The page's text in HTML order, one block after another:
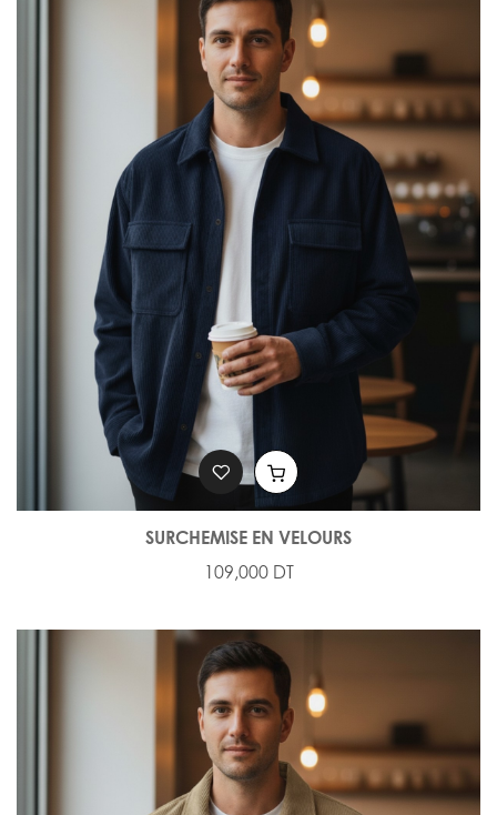
SURCHEMISE EN VELOURS
109,000 DT